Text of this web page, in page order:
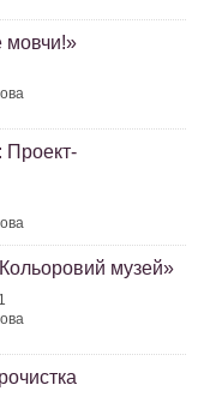
мовчи!»
Проект-
музей»